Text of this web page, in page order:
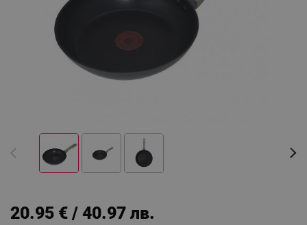
20.95 € / 40.97 лв.